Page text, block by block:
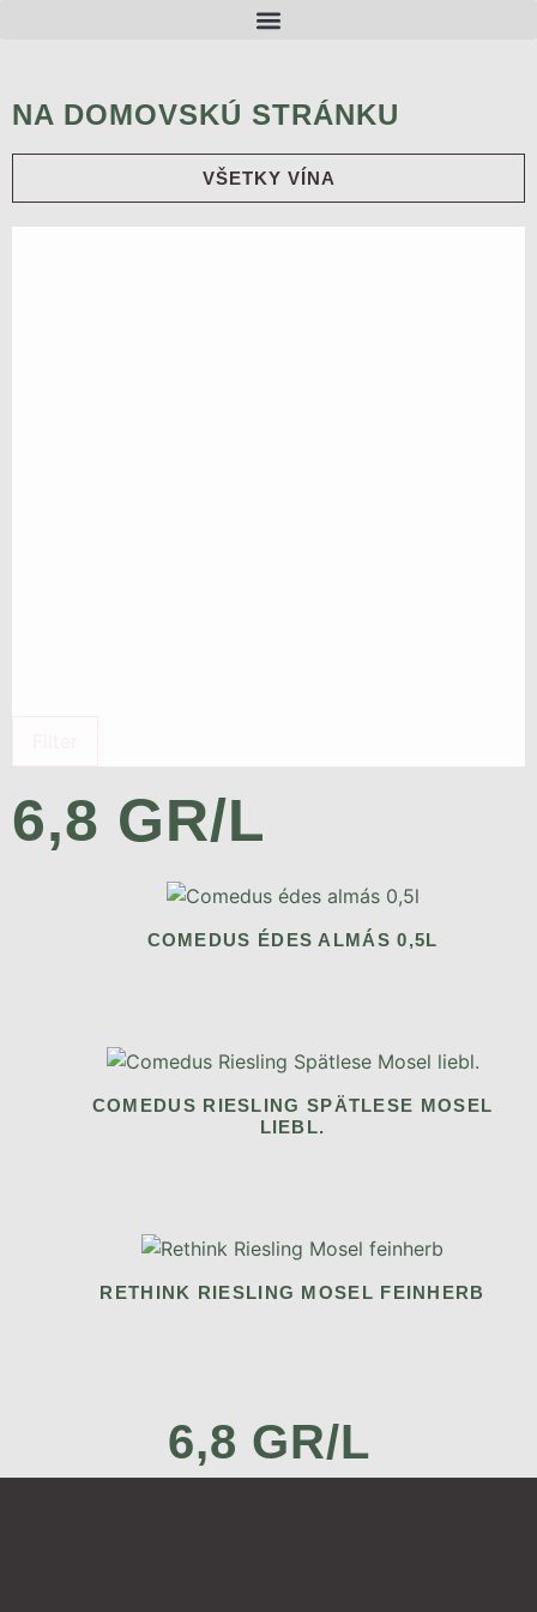
NA DOMOVSKÚ STRÁNKU
VŠETKY VÍNA
6,8 GR/L
COMEDUS ÉDES ALMÁS 0,5L
COMEDUS RIESLING SPÄTLESE MOSEL
LIEBL.
RETHINK RIESLING MOSEL FEINHERB
6,8 GR/L